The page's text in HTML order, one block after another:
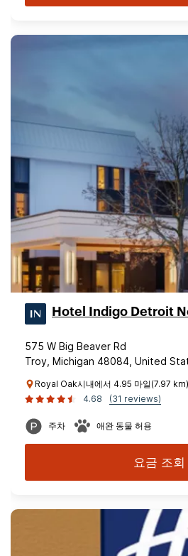
Hotel Indigo Detroit
575 W Big Beaver Rd
Troy, Michigan 48084, United
Royal Oak시내에서 4.95 마일(7.97
4.68
(31 reviews)
주차 애완 동물 허용
요금 조회